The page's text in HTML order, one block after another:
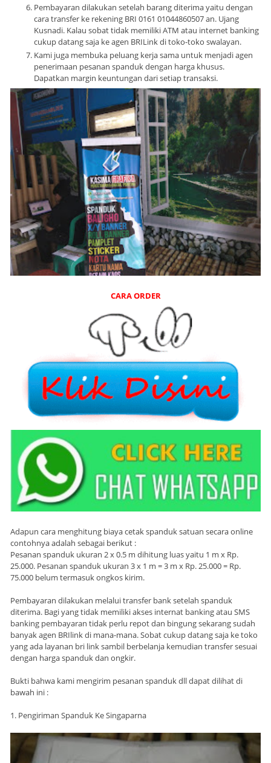
Pembayaran dilakukan setelah barang diterima yaitu dengan
cara transfer ke rekening BRI 0161 01044860507 an. Ujang
Kusnadi. Kalau sobat tidak memiliki ATM atau internet banking
cukup datang saja ke agen BRILink di toko-toko swalayan.
Kami juga membuka peluang kerja sama untuk menjadi agen
penerimaan pesanan spanduk dengan harga khusus.
Dapatkan margin keuntungan dari setiap transaksi.
CARA ORDER
Adapun cara menghitung biaya cetak spanduk satuan secara online
contohnya adalah sebagai berikut :
Pesanan spanduk ukuran 2 x 0.5 m dihitung luas yaitu 1 m x Rp.
25.000. Pesanan spanduk ukuran 3 x 1 m = 3 m x Rp. 25.000 = Rp.
75.000 belum termasuk ongkos kirim.
Pembayaran dilakukan melalui transfer bank setelah spanduk
diterima. Bagi yang tidak memiliki akses internat banking atau SMS
banking pembayaran tidak perlu repot dan bingung sekarang sudah
banyak agen BRIlink di mana-mana. Sobat cukup datang saja ke toko
yang ada layanan bri link sambil berbelanja kemudian transfer sesuai
dengan harga spanduk dan ongkir.
Bukti bahwa kami mengirim pesanan spanduk dll dapat dilihat di
bawah ini :
1. Pengiriman Spanduk Ke Singaparna